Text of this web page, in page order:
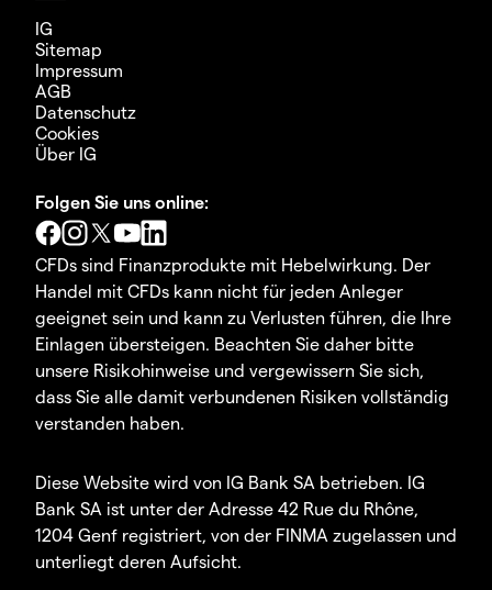
IG
Sitemap
Impressum
AGB
Datenschutz
Cookies
Über IG
Folgen Sie uns online:
CFDs sind Finanzprodukte mit Hebelwirkung. Der
Handel mit CFDs kann nicht für jeden Anleger
geeignet sein und kann zu Verlusten führen, die Ihre
Einlagen übersteigen. Beachten Sie daher bitte
unsere Risikohinweise und vergewissern Sie sich,
dass Sie alle damit verbundenen Risiken vollständig
verstanden haben.
Diese Website wird von IG Bank SA betrieben. IG
Bank SA ist unter der Adresse 42 Rue du Rhône,
1204 Genf registriert, von der FINMA zugelassen und
unterliegt deren Aufsicht.